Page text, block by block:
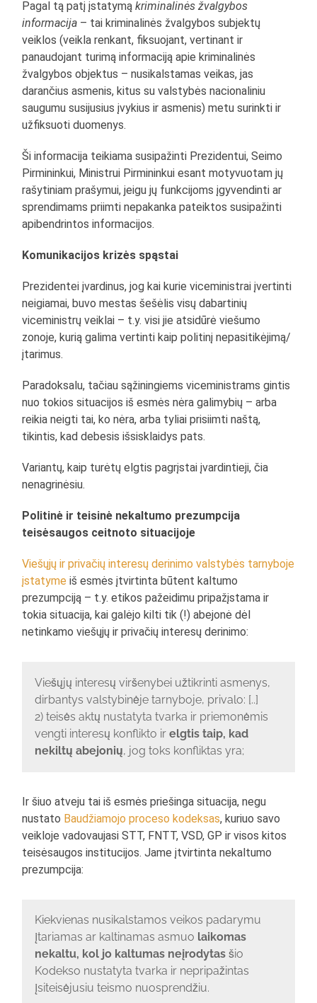
Pagal tą patį įstatymąkriminalinės žvalgybos
informacija – tai kriminalinės žvalgybos subjektų
veiklos (veikla renkant, fiksuojant, vertinant ir
panaudojant turimą informaciją apie kriminalinės
žvalgybos objektus – nusikalstamas veikas, jas
darančius asmenis, kitus su valstybės nacionaliniu
saugumu susijusius įvykius ir asmenis) metu surinkti ir
užfiksuoti duomenys.
Ši informacija teikiama susipažinti Prezidentui, Seimo
Pirmininkui, Ministrui Pirmininkui esant motyvuotam jų
rašytiniam prašymui, jeigu jų funkcijoms įgyvendinti ar
sprendimams priimti nepakanka pateiktos susipažinti
apibendrintos informacijos.
Komunikacijos krizės spąstai
Prezidentei įvardinus, jog kai kurie viceministrai įvertinti
neigiamai, buvo mestas šešėlis visų dabartinių
viceministrų veiklai – t.y. visi jie atsidūrė viešumo
zonoje, kurią galima vertinti kaip politinį nepasitikėjimą/
įtarimus.
Paradoksalu, tačiau sąžiningiems viceministrams gintis
nuo tokios situacijos iš esmės nėra galimybių – arba
reikia neigti tai, ko nėra, arba tyliai prisiimti naštą,
tikintis, kad debesis išsisklaidys pats.
Variantų, kaip turėtų elgtis pagrįstai įvardintieji, čia
nenagrinėsiu.
Politinė ir teisinė nekaltumo prezumpcija
teisėsaugos ceitnoto situacijoje
Viešųjų ir privačių interesų derinimo valstybės tarnyboje
įstatyme iš esmės įtvirtinta būtent kaltumo
prezumpciją – t.y. etikos pažeidimu pripažįstama ir
tokia situacija, kai galėjo kilti tik (!) abejonė dėl
netinkamo viešųjų ir privačių interesų derinimo:
Viešųjų interesų viršenybei užtikrinti asmenys,
dirbantys valstybinėje tarnyboje, privalo: [..]
2) teisės aktų nustatyta tvarka ir priemonėmis
vengti interesų konflikto ir elgtis taip, kad
nekiltų abejonių, jog toks konfliktas yra;
Ir šiuo atveju tai iš esmės priešinga situacija, negu
nustato Baudžiamojo proceso kodeksas, kuriuo savo
veikloje vadovaujasi STT, FNTT, VSD, GP ir visos kitos
teisėsaugos institucijos. Jame įtvirtinta nekaltumo
prezumpcija:
Kiekvienas nusikalstamos veikos padarymu
įtariamas ar kaltinamas asmuo laikomas
nekaltu, kol jo kaltumas neįrodytasšio
Kodekso nustatyta tvarka ir nepripažintas
įsiteisėjusiu teismo nuosprendžiu.